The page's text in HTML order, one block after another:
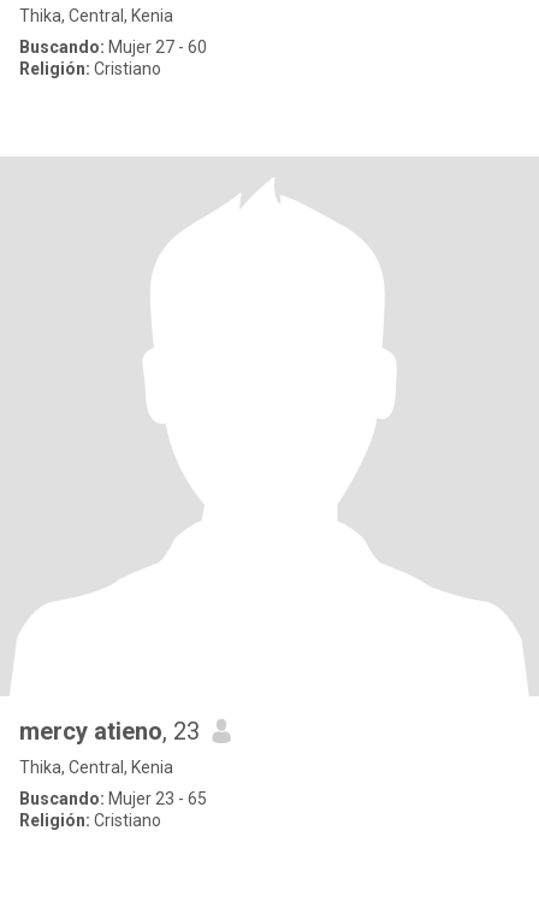
Thika, Central, Kenia
Buscando: Mujer 27 - 60
Religión: Cristiano
mercy atieno, 23
Thika, Central, Kenia
Buscando: Mujer 23 - 65
Religión: Cristiano